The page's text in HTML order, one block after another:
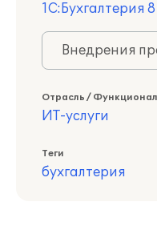
1С:Бухгалтерия 8
Внедрения
Отрасль /
ИТ-услуги
Теги
бухгалтерия